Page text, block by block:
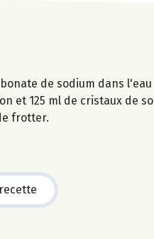
de sodium dans l'eau
et 125 ml de cristaux de
frotter.